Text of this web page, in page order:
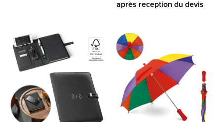
après reception du devis